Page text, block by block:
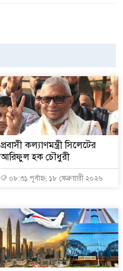
প্রবাসী কল্যাণমন্ত্রী সিলেটের
আরিফুল হক চৌধুরী
০৮:৩১ পূর্বাহ্ন, ১৮ ফেব্রুয়ারী ২০২৬